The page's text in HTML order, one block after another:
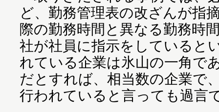
ど、勤務管理表の改ざんが指
際の勤務時間と異なる勤務時
社が社員に指示をしていると
れている企業は氷山の一角で
だとすれば、相当数の企業で
行われていると言っても過言